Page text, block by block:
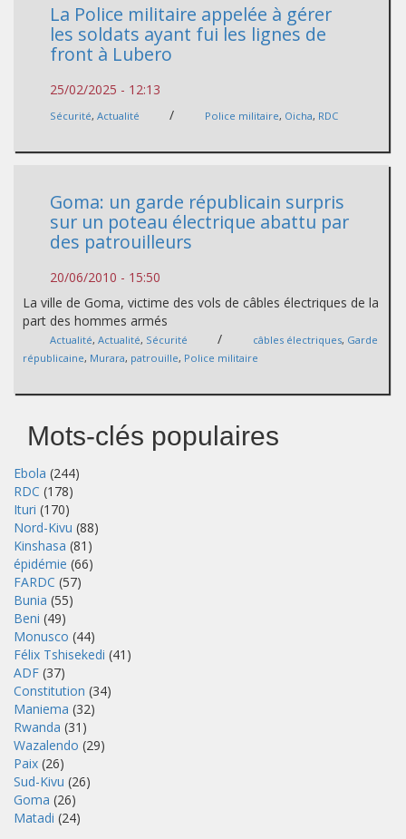
La Police militaire appelée à gérer
les soldats ayant fui les lignes de
front à Lubero
25/02/2025 - 12:13
Sécurité, Actualité / Police militaire, Oicha, RDC
Goma: un garde républicain surpris
sur un poteau électrique abattu par
des patrouilleurs
20/06/2010 - 15:50
La ville de Goma, victime des vols de câbles électriques de la
part des hommes armés
Actualité, Actualité, Sécurité / câbles électriques, Garde
républicaine, Murara, patrouille, Police militaire
Mots-clés populaires
Ebola (244)
RDC (178)
Ituri (170)
Nord-Kivu (88)
Kinshasa (81)
épidémie (66)
FARDC (57)
Bunia (55)
Beni (49)
Monusco (44)
Félix Tshisekedi (41)
ADF (37)
Constitution (34)
Maniema (32)
Rwanda (31)
Wazalendo (29)
Paix (26)
Sud-Kivu (26)
Goma (26)
Matadi (24)